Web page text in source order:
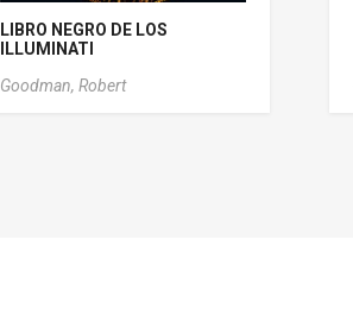
LIBRO NEGRO DE LOS
ILLUMINATI
Goodman, Robert